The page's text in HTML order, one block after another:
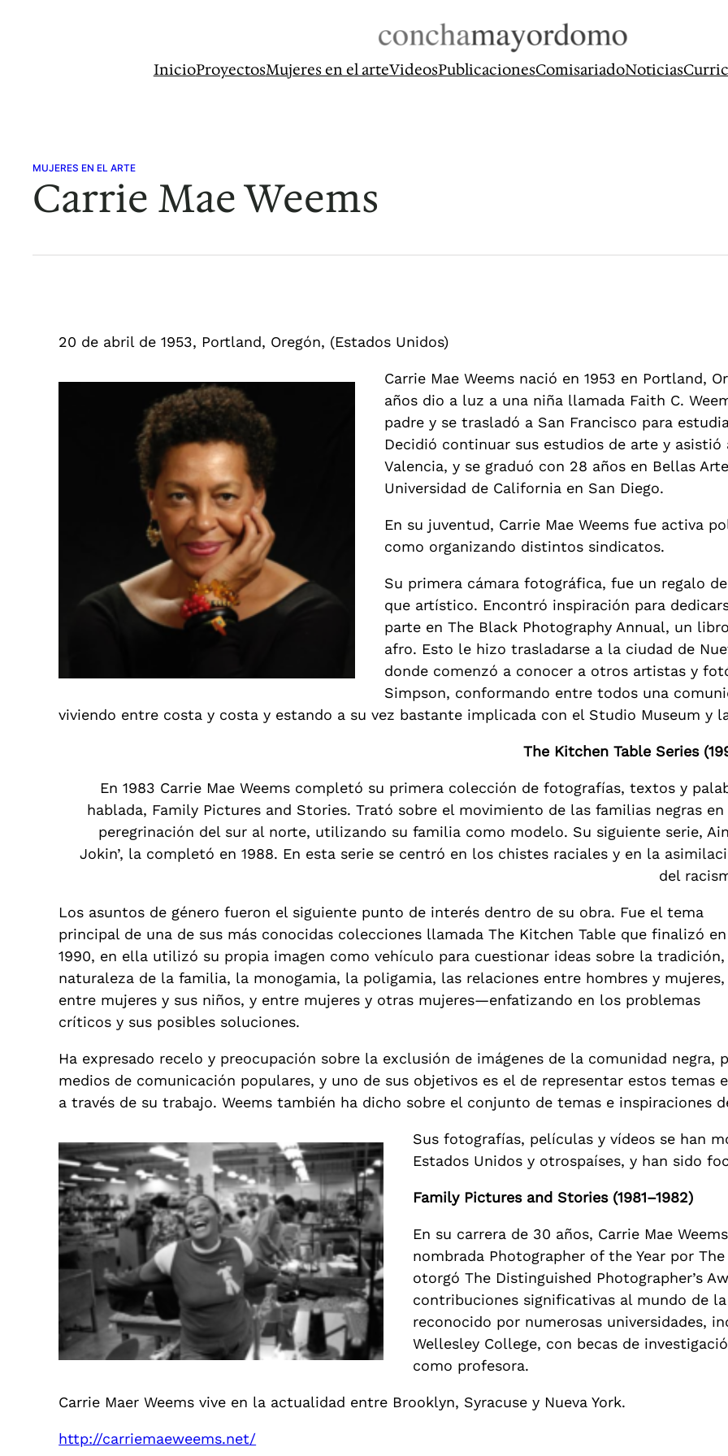
InicioProyectosMujeres en el arteVideosPublicacionesComisariadoNoticias
MUJERES EN EL ARTE
Carrie Mae Weems
20 de abril de 1953, Portland, Oregón, (Estados Unidos)
Carrie Mae Weems nació en 1953 en Portland,
años dio a luz a una niña llamada Faith C.
padre y se trasladó a San Francisco para
Decidió continuar sus estudios de arte y
Valencia, y se graduó con 28 años en Bellas
Universidad de California en San Diego.
En su juventud, Carrie Mae Weems fue activa
como organizando distintos sindicatos.
Su primera cámara fotográfica, fue un regalo
que artístico. Encontró inspiración para
parte en The Black Photography Annual, un
afro. Esto le hizo trasladarse a la ciudad de
donde comenzó a conocer a otros artistas y
Simpson, conformando entre todos una
viviendo entre costa y costa y estando a su vez bastante implicada con el Studio Museum y
The Kitchen Table Series
En 1983 Carrie Mae Weems completó su primera colección de fotografías, textos y
hablada, Family Pictures and Stories. Trató sobre el movimiento de las familias negras en
peregrinación del sur al norte, utilizando su familia como modelo. Su siguiente serie,
Jokin’, la completó en 1988. En esta serie se centró en los chistes raciales y en la
del
Los asuntos de género fueron el siguiente punto de interés dentro de su obra. Fue el tema
principal de una de sus más conocidas colecciones llamada The Kitchen Table que finalizó en
1990, en ella utilizó su propia imagen como vehículo para cuestionar ideas sobre la
naturaleza de la familia, la monogamia, la poligamia, las relaciones entre hombres y mujeres,
entre mujeres y sus niños, y entre mujeres y otras mujeres—enfatizando en los problemas
críticos y sus posibles soluciones.
Ha expresado recelo y preocupación sobre la exclusión de imágenes de la comunidad
medios de comunicación populares, y uno de sus objetivos es el de representar estos temas
a través de su trabajo. Weems también ha dicho sobre el conjunto de temas e inspiraciones
Sus fotografías, películas y vídeos se han
Estados Unidos y otrospaíses, y han sido
Family Pictures and Stories (1981–1982)
En su carrera de 30 años, Carrie Mae
nombrada Photographer of the Year por
otorgó The Distinguished Photographer’s
contribuciones significativas al mundo de
reconocido por numerosas universidades,
Wellesley College, con becas de
como profesora.
Carrie Maer Weems vive en la actualidad entre Brooklyn, Syracuse y Nueva York.
http://carriemaeweems.net/